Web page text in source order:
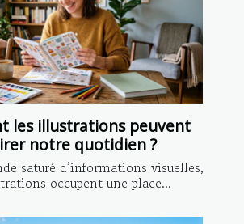
les illustrations peuvent
notre quotidien ?
saturé d’informations visuelles,
occupent une place...